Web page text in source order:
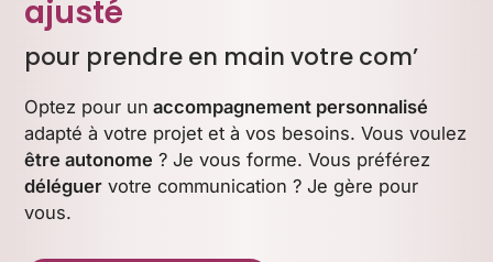
ajusté
pour prendre en main votre com’
Optez pour un accompagnement personnalisé
adapté à votre projet et à vos besoins. Vous voulez
être autonome ? Je vous forme. Vous préférez
déléguer votre communication ? Je gère pour
vous.